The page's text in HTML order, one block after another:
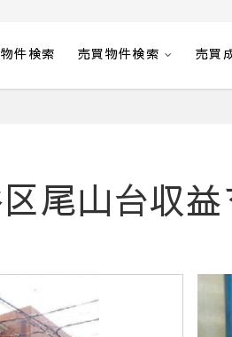
件検索 売買物件検索 売買
尾山台収益